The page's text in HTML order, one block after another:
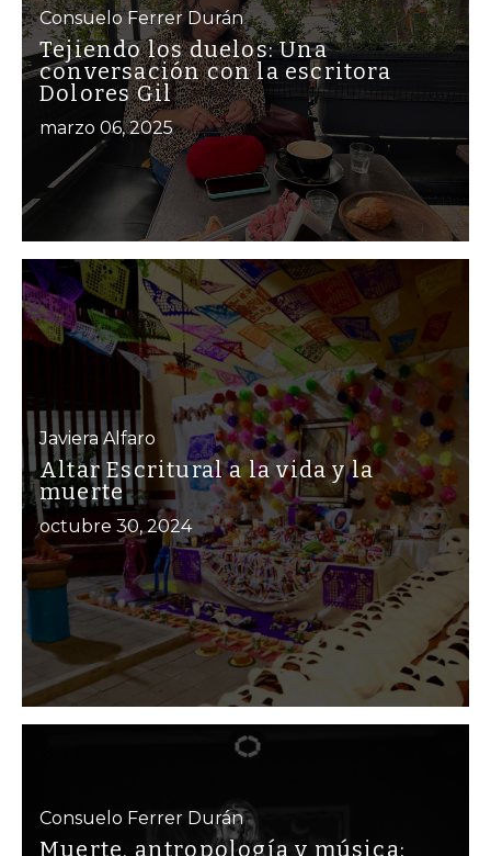
Consuelo Ferrer Durán
Tejiendo los duelos: Una
conversación con la escritora
Dolores Gil
marzo 06, 2025
Javiera Alfaro
Altar Escritural a la vida y la
muerte
octubre 30, 2024
Consuelo Ferrer Durán
Muerte, antropología y música: